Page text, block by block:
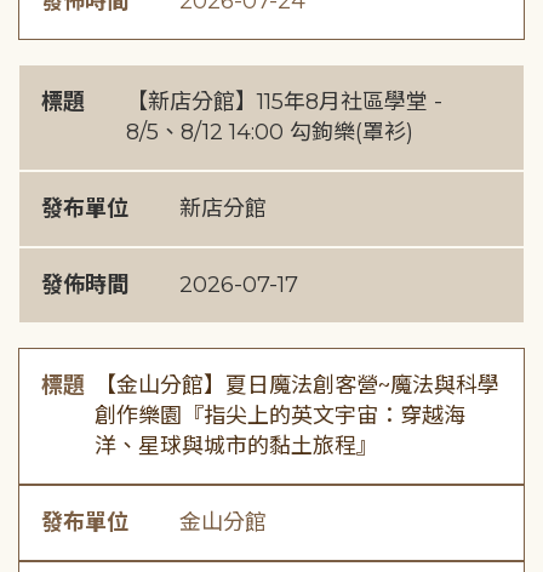
標題
【新店分館】115年8月社區學堂 -
8/5、8/12 14:00 勾鉤樂(罩衫)
發布單位 新店分館
發佈時間 2026-07-17
標題
【金山分館】夏日魔法創客營~魔法與科學
創作樂園『指尖上的英文宇宙：穿越海
洋、星球與城市的黏土旅程』
發布單位 金山分館